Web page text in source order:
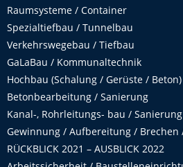
Raumsysteme / Container
Spezialtiefbau / Tunnelbau
Verkehrswegebau / Tiefbau
GaLaBau / Kommunaltechnik
Hochbau (Schalung / Gerüste / Beton)
Betonbearbeitung / Sanierung
Kanal-, Rohrleitungs- bau / Sanierung
Gewinnung / Aufbereitung / Brechen
RÜCKBLICK 2021 – AUSBLICK 2022